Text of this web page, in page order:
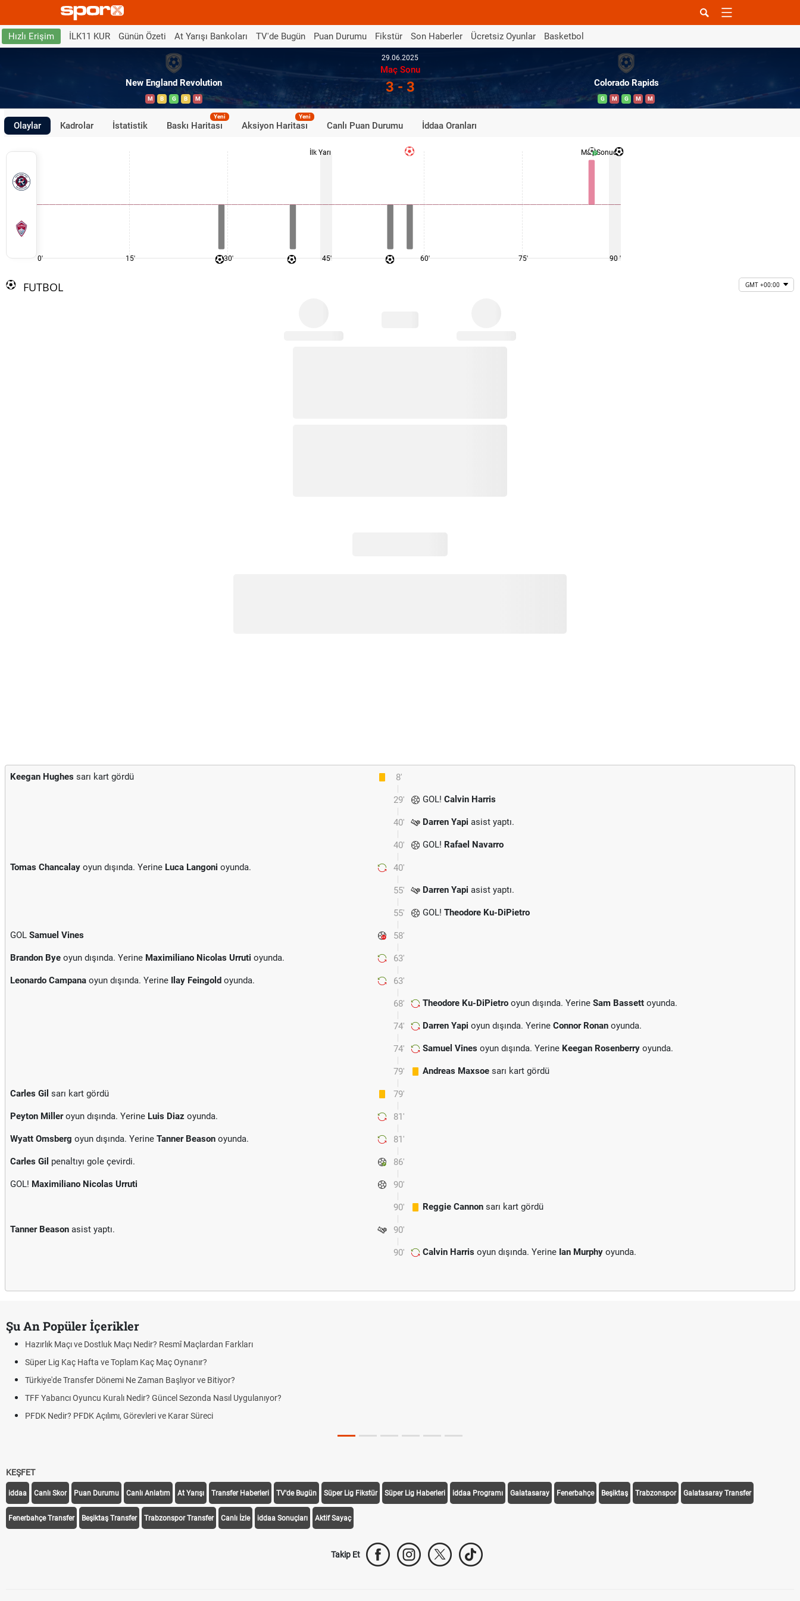
Hızlı Erişim İLK11 KUR Günün Özeti At Yarışı Bankoları TV'de Bugün Puan Durumu Fikstür Son Haberler Ücretsiz Oyunlar Basketbol
New England Revolution
M B G B M
29.06.2025
Maç Sonu
3 - 3 Colorado Rapids
G M G M M
Olaylar Kadrolar İstatistik Baskı Haritası
Yeni
Aksiyon Haritası
Yeni
Canlı Puan Durumu İddaa Oranları
0' 15' 30'
İlk Yarı
45' 60' 75'
Maç Sonucu
90 '
FUTBOL GMT +00:00
8'
Keegan Hughes sarı kart gördü
29' GOL! Calvin Harris
40' Darren Yapi asist yaptı.
40' GOL! Rafael Navarro
40'
Tomas Chancalay oyun dışında. Yerine Luca Langoni oyunda.
55' Darren Yapi asist yaptı.
55' GOL! Theodore Ku-DiPietro
58'
GOL Samuel Vines
63'
Brandon Bye oyun dışında. Yerine Maximiliano Nicolas Urruti oyunda.
63'
Leonardo Campana oyun dışında. Yerine Ilay Feingold oyunda.
68' Theodore Ku-DiPietro oyun dışında. Yerine Sam Bassett oyunda.
74' Darren Yapi oyun dışında. Yerine Connor Ronan oyunda.
74' Samuel Vines oyun dışında. Yerine Keegan Rosenberry oyunda.
79' Andreas Maxsoe sarı kart gördü
79'
Carles Gil sarı kart gördü
81'
Peyton Milleroyun dışında. Yerine Luis Diaz oyunda.
81'
Wyatt Omsberg oyun dışında. Yerine Tanner Beason oyunda.
86'
Carles Gil penaltıyı gole çevirdi.
90'
GOL! Maximiliano Nicolas Urruti
90' Reggie Cannon sarı kart gördü
90'
Tanner Beason asist yaptı.
90' Calvin Harris oyun dışında. Yerine Ian Murphy oyunda.
Şu An Popüler İçerikler
Hazırlık Maçı ve Dostluk Maçı Nedir? Resmî Maçlardan Farkları
Süper Lig Kaç Hafta ve Toplam Kaç Maç Oynanır?
Türkiye'de Transfer Dönemi Ne Zaman Başlıyor ve Bitiyor?
TFF Yabancı Oyuncu Kuralı Nedir? Güncel Sezonda Nasıl Uygulanıyor?
PFDK Nedir? PFDK Açılımı, Görevleri ve Karar Süreci
KEŞFET
iddaa Canlı Skor Puan Durumu Canlı Anlatım At Yarışı Transfer Haberleri TV'de Bugün Süper Lig Fikstür Süper Lig Haberleri iddaa Programı Galatasaray Fenerbahçe Beşiktaş Trabzonspor Galatasaray Transfer
Fenerbahçe Transfer Beşiktaş Transfer Trabzonspor Transfer Canlı İzle iddaa Sonuçları Aktif Sayaç
Takip Et